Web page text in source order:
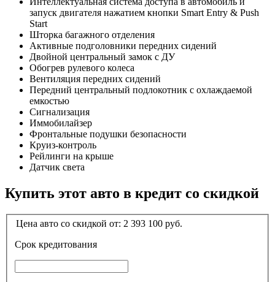
запуск двигателя нажатием кнопки Smart Entry & Push
Start
Шторка багажного отделения
Активные подголовники передних сидений
Двойной центральный замок с ДУ
Обогрев рулевого колеса
Вентиляция передних сидений
Передний центральный подлокотник с охлаждаемой
емкостью
Сигнализация
Иммобилайзер
Фронтальные подушки безопасности
Круиз-контроль
Рейлинги на крыше
Датчик света
Купить этот авто в кредит со скидкой
Цена авто со скидкой от: 2 393 100 руб.
Срок кредитования